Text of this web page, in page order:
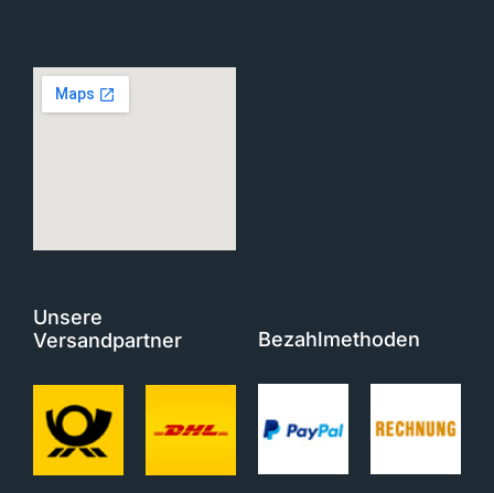
Unsere
Versandpartner
Bezahlmethoden